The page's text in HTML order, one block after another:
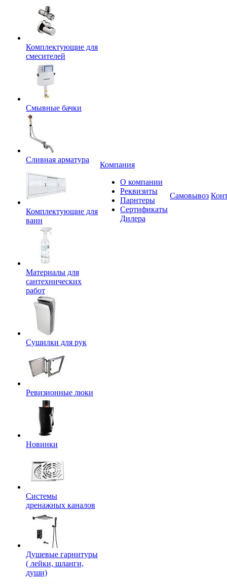
Комплектующие для
смесителей
Смывные бачки
Сливная арматура
Комплектующие для
ванн
Материалы для
сантехнических
работ
Сушилки для рук
Ревизионные люки
Новинки
Системы
дренажных каналов
Душевые гарнитуры
( лейки, шланги,
души)
Компания
О компании
Реквизиты
Парнтеры
Сертификаты
Дилера
Самовывоз